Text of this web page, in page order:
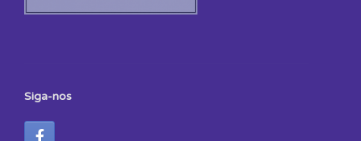
Siga-nos